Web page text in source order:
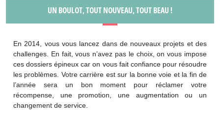
UN BOULOT, TOUT NOUVEAU, TOUT BEAU !
En 2014, vous vous lancez dans de nouveaux projets et des
challenges. En fait, vous n’avez pas le choix, on vous impose
ces dossiers épineux car on vous fait confiance pour résoudre
les problèmes. Votre carrière est sur la bonne voie et la fin de
l’année sera un bon moment pour réclamer votre
récompense, une promotion, une augmentation ou un
changement de service.